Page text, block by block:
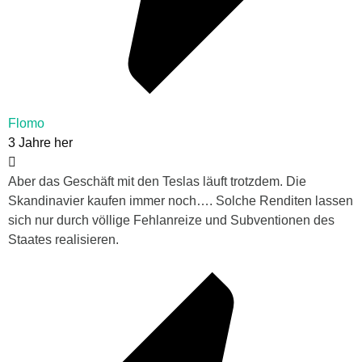
Flomo
3 Jahre her
Aber das Geschäft mit den Teslas läuft trotzdem. Die
Skandinavier kaufen immer noch…. Solche Renditen lassen
sich nur durch völlige Fehlanreize und Subventionen des
Staates realisieren.